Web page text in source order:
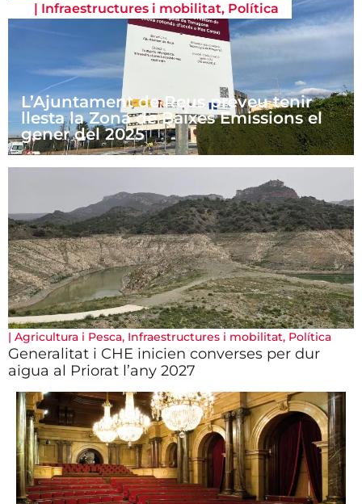
| Infraestructures i mobilitat, Política
L’Ajuntament de Reus preveu tenir
llesta la Zona de Baixes Emissions el
gener del 2025
| Agricultura i Pesca, Infraestructures i mobilitat, Política
Generalitat i CHE inicien converses per dur
aigua al Priorat l’any 2027